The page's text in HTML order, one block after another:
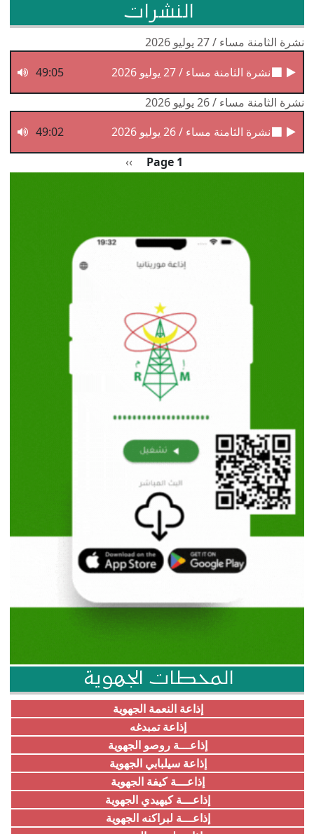
النشرات
نشرة الثامنة مساء / 27 يوليو 2026
نشرة الثامنة مساء / 27 يوليو 2026
49:05
نشرة الثامنة مساء / 26 يوليو 2026
نشرة الثامنة مساء / 26 يوليو 2026
49:02
Page 1 الصفحة التالية
››
المحطات الجهوية
إذاعة النعمة الجهوية
إذاعة تمبدغه
إذاعـــة روصو الجهوية
إذاعة سيلبابي الجهوية
إذاعـــة كيفة الجهوية
إذاعـــة كيهيدي الجهوية
إذاعـــة لبراكنه الجهوية